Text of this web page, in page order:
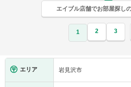
エイブル店舗でお部屋探し
1 2 3
エリア 岩見沢市